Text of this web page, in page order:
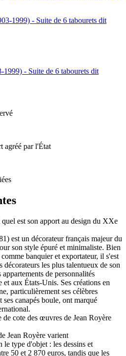
- Suite de 6 tabourets dit
agréé par l'État
est son apport au design du XXe
est un décorateur français majeur du
son style épuré et minimaliste. Bien
banquier et exportateur, il s'est
décorateurs les plus talentueux de son
de personnalités
et aux États-Unis. Ses créations en
particulièrement ses célèbres
canapés boule, ont marqué
de cote des œuvres de Jean Royère
Jean Royère varient
le type d'objet : les dessins et
50 et 2 870 euros, tandis que les